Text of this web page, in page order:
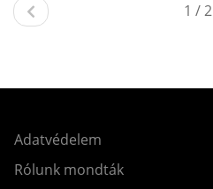
1 / 2
Adatvédelem
Rólunk mondták